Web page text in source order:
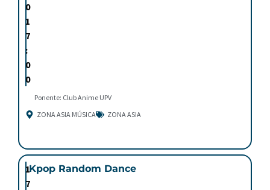
0
1
7
:
0
0
Ponente: Club Anime UPV
ZONA ASIA MÚSICA
ZONA ASIA
1
7
Kpop Random Dance